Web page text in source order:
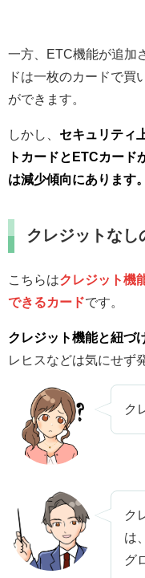
一方、ETC機能が追加
ドは一枚のカードで買
ができます。
しかし、 セキュリティ
トカードとETCカー
は減少傾向にあります。
クレジットなし
こちらはクレジット機
できるカードです。
クレジット機能と紐づ
レヒスなどは気にせず
ク
ク
は
グ